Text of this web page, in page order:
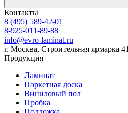
Контакты
8 (495) 589-42-01
8-925-011-89-88
info@evro-laminat.ru
г. Москва, Строительная
Продукция
Ламинат
Паркетная доска
Виниловый пол
Пробка